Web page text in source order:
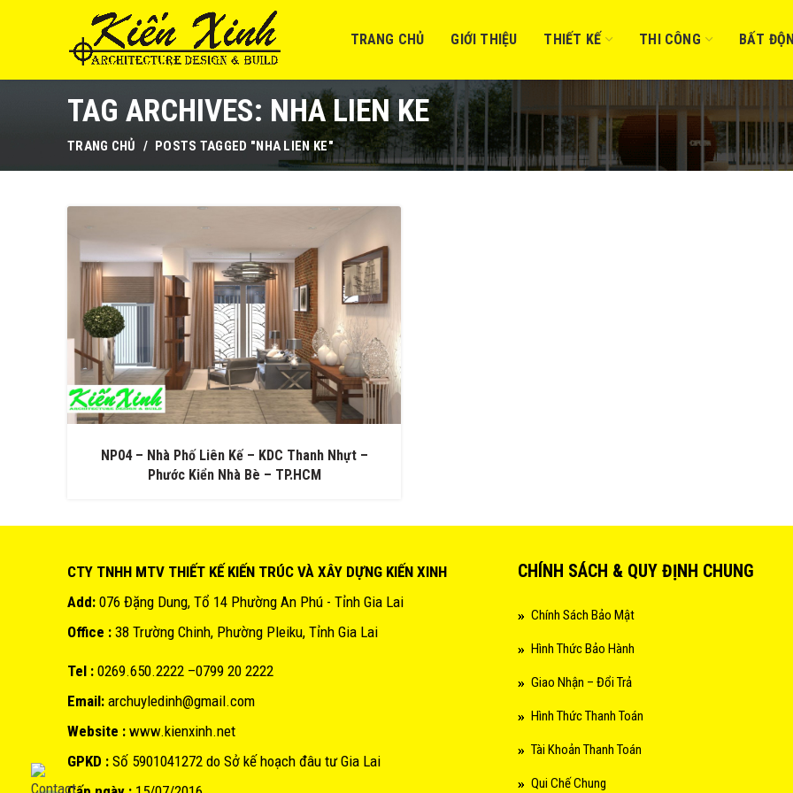
TRANG CHỦ GIỚI THIỆU THIẾT KẾ THI CÔNG BẤT
TAG ARCHIVES: NHA LIEN KE
TRANG CHỦ POSTS TAGGED "NHA LIEN KE"
NP04 – Nhà Phố Liên Kế – KDC Thanh Nhựt –
Phước Kiển Nhà Bè – TP.HCM
CTY TNHH MTV THIẾT KẾ KIẾN TRÚC VÀ XÂY DỰNG KIẾN XINH
Add: 076 Đặng Dung, Tổ 14 Phường An Phú - Tỉnh Gia Lai
Office : 38 Trường Chinh, Phường Pleiku, Tỉnh Gia Lai
Tel : 0269.650.2222 –0799 20 2222
Email: archuyledinh@gmail.com
Website : www.kienxinh.net
GPKD : Số 5901041272 do Sở kế hoạch đâu tư Gia Lai
CHÍNH SÁCH & QUY ĐỊNH CHUNG
Chính Sách Bảo Mật
Hình Thức Bảo Hành
Giao Nhận – Đổi Trả
Hình Thức Thanh Toán
Tài Khoản Thanh Toán
Qui Chế Chung